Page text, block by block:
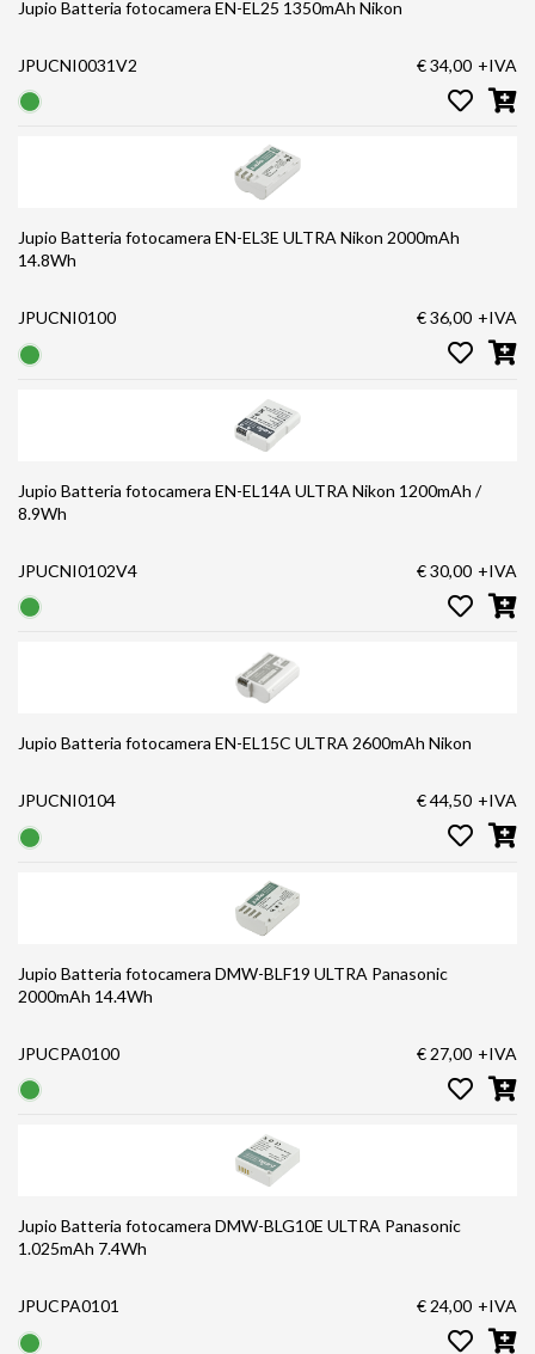
Jupio Batteria fotocamera EN-EL25 1350mAh Nikon
JPUCNI0031V2 € 34,00 +IVA
Jupio Batteria fotocamera EN-EL3E ULTRA Nikon 2000mAh
14.8Wh
JPUCNI0100 € 36,00 +IVA
Jupio Batteria fotocamera EN-EL14A ULTRA Nikon 1200mAh /
8.9Wh
JPUCNI0102V4 € 30,00 +IVA
Jupio Batteria fotocamera EN-EL15C ULTRA 2600mAh Nikon
JPUCNI0104 € 44,50 +IVA
Jupio Batteria fotocamera DMW-BLF19 ULTRA Panasonic
2000mAh 14.4Wh
JPUCPA0100 € 27,00 +IVA
Jupio Batteria fotocamera DMW-BLG10E ULTRA Panasonic
1.025mAh 7.4Wh
JPUCPA0101 € 24,00 +IVA